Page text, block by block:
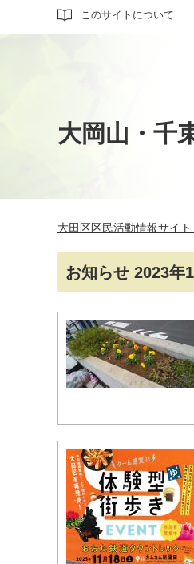
このサイトについて
サイト内検索
大岡山・千
大田区区民活動情報サイ
お知らせ 2023年
マイメディア検索